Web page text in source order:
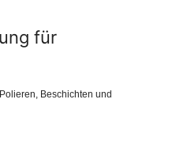
für
Beschichten und